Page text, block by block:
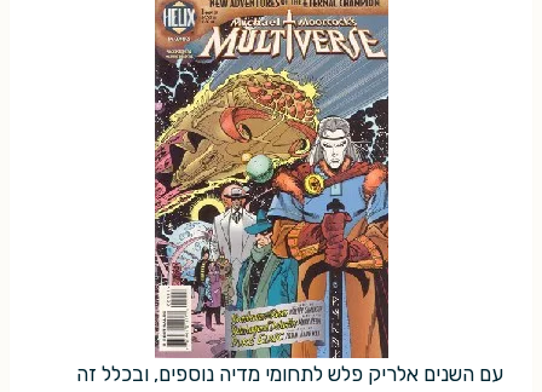
עם השנים אלריק פלש לתחומי מדיה נוספים, ובכלל זה